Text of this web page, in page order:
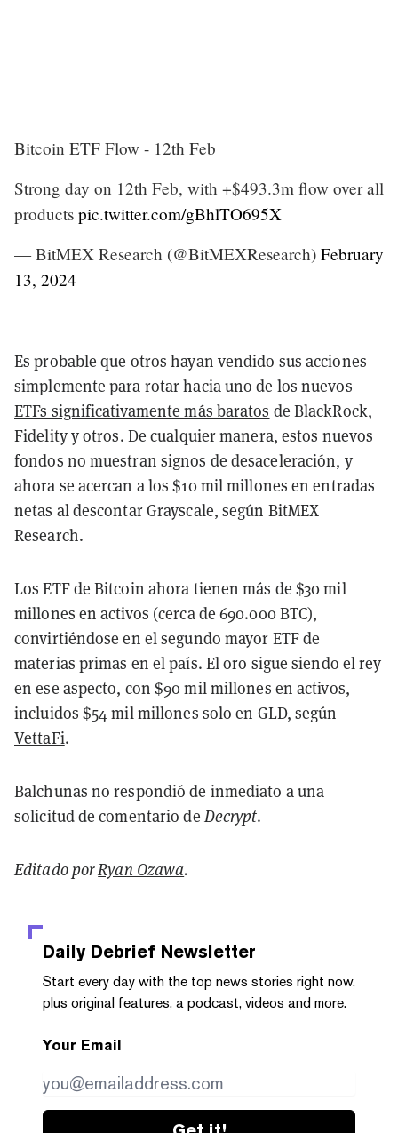
Bitcoin ETF Flow - 12th Feb
Strong day on 12th Feb, with +$493.3m flow over all
products pic.twitter.com/gBhlTO695X
— BitMEX Research (@BitMEXResearch) February
13, 2024
Es probable que otros hayan vendido sus acciones
simplemente para rotar hacia uno de los nuevos
ETFs significativamente más baratos de BlackRock,
Fidelity y otros. De cualquier manera, estos nuevos
fondos no muestran signos de desaceleración, y
ahora se acercan a los $10 mil millones en entradas
netas al descontar Grayscale, según BitMEX
Research.
Los ETF de Bitcoin ahora tienen más de $30 mil
millones en activos (cerca de 690.000 BTC),
convirtiéndose en el segundo mayor ETF de
materias primas en el país. El oro sigue siendo el rey
en ese aspecto, con $90 mil millones en activos,
incluidos $54 mil millones solo en GLD, según
VettaFi.
Balchunas no respondió de inmediato a una
solicitud de comentario de Decrypt.
Editado porRyan Ozawa.
Daily Debrief Newsletter
Start every day with the top news stories right now,
plus original features, a podcast, videos and more.
Your Email